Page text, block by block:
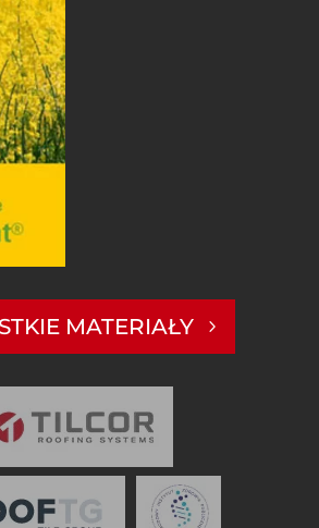
MATERIAŁY